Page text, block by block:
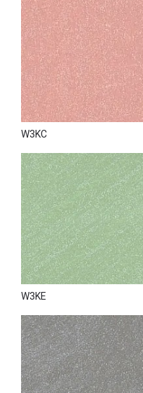
W3KC
W3KE